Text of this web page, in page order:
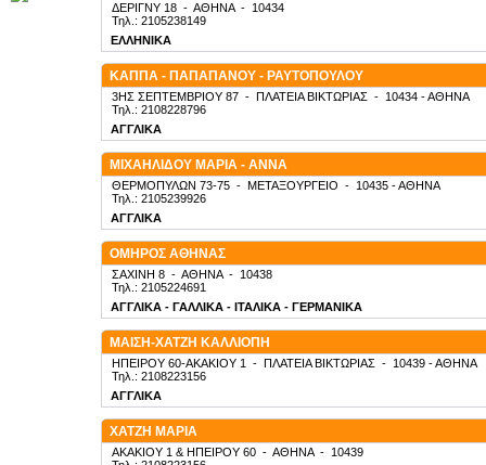
ΔΕΡΙΓΝΥ 18 - ΑΘΗΝΑ- 10434
Τηλ.: 2105238149
ΕΛΛΗΝΙΚΑ
ΚΑΠΠΑ - ΠΑΠΑΠΑΝΟΥ - ΡΑΥΤΟΠΟΥΛΟΥ
3ΗΣ ΣΕΠΤΕΜΒΡΙΟΥ 87 - ΠΛΑΤΕΙΑ ΒΙΚΤΩΡΙΑΣ - 10434 - ΑΘΗΝΑ
Τηλ.: 2108228796
ΑΓΓΛΙΚΑ
ΜΙΧΑΗΛΙΔΟΥ ΜΑΡΙΑ - ΑΝΝΑ
ΘΕΡΜΟΠΥΛΩΝ 73-75 - ΜΕΤΑΞΟΥΡΓΕΙΟ - 10435 - ΑΘΗΝΑ
Τηλ.: 2105239926
ΑΓΓΛΙΚΑ
ΟΜΗΡΟΣ ΑΘΗΝΑΣ
ΣΑΧΙΝΗ 8 - ΑΘΗΝΑ- 10438
Τηλ.: 2105224691
ΑΓΓΛΙΚΑ - ΓΑΛΛΙΚΑ - ΙΤΑΛΙΚΑ - ΓΕΡΜΑΝΙΚΑ
ΜΑΙΣΗ-ΧΑΤΖΗ ΚΑΛΛΙΟΠΗ
ΗΠΕΙΡΟΥ 60-ΑΚΑΚΙΟΥ 1 - ΠΛΑΤΕΙΑ ΒΙΚΤΩΡΙΑΣ - 10439 - ΑΘΗΝΑ
Τηλ.: 2108223156
ΑΓΓΛΙΚΑ
ΧΑΤΖΗ ΜΑΡΙΑ
ΑΚΑΚΙΟΥ 1 & ΗΠΕΙΡΟΥ 60 - ΑΘΗΝΑ- 10439